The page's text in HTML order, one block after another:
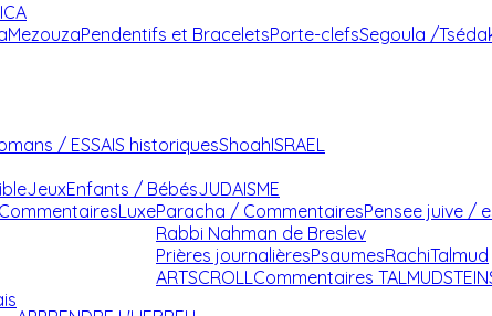
MezouzaPendentifs et BraceletsPorte-clefsSegoula /
/ ESSAIS historiquesShoahISRAEL
JeuxEnfants / BébésJUDAISME
LuxeParacha / CommentairesPensee juive /
Rabbi Nahman de Breslev
Prières journalièresPsaumesRachiTalmud
ARTSCROLLCommentaires TALMUD